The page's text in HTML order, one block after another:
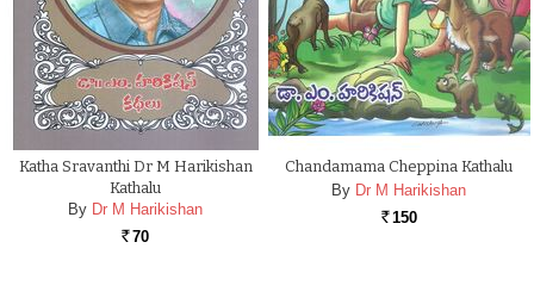
Katha Sravanthi Dr M Harikishan
Kathalu
By Dr M Harikishan
Rs. 70
Chandamama Cheppina Kathalu
By Dr M Harikishan
Rs. 150